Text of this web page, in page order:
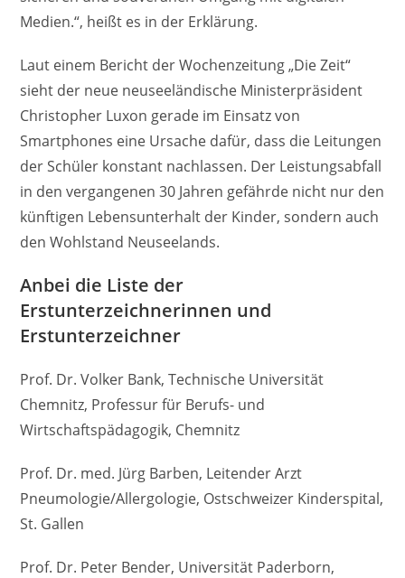
Medien.“, heißt es in der Erklärung.
Laut einem Bericht der Wochenzeitung „Die Zeit“
sieht der neue neuseeländische Ministerpräsident
Christopher Luxon gerade im Einsatz von
Smartphones eine Ursache dafür, dass die Leitungen
der Schüler konstant nachlassen. Der Leistungsabfall
in den vergangenen 30 Jahren gefährde nicht nur den
künftigen Lebensunterhalt der Kinder, sondern auch
den Wohlstand Neuseelands.
Anbei die Liste der
Erstunterzeichnerinnen und
Erstunterzeichner
Prof. Dr. Volker Bank, Technische Universität
Chemnitz, Professur für Berufs- und
Wirtschaftspädagogik, Chemnitz
Prof. Dr. med. Jürg Barben, Leitender Arzt
Pneumologie/Allergologie, Ostschweizer Kinderspital,
St. Gallen
Prof. Dr. Peter Bender, Universität Paderborn,